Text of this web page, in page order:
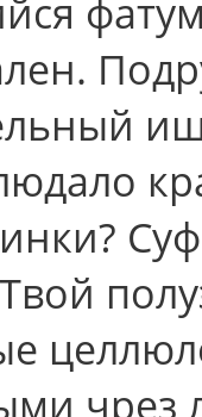
чрез